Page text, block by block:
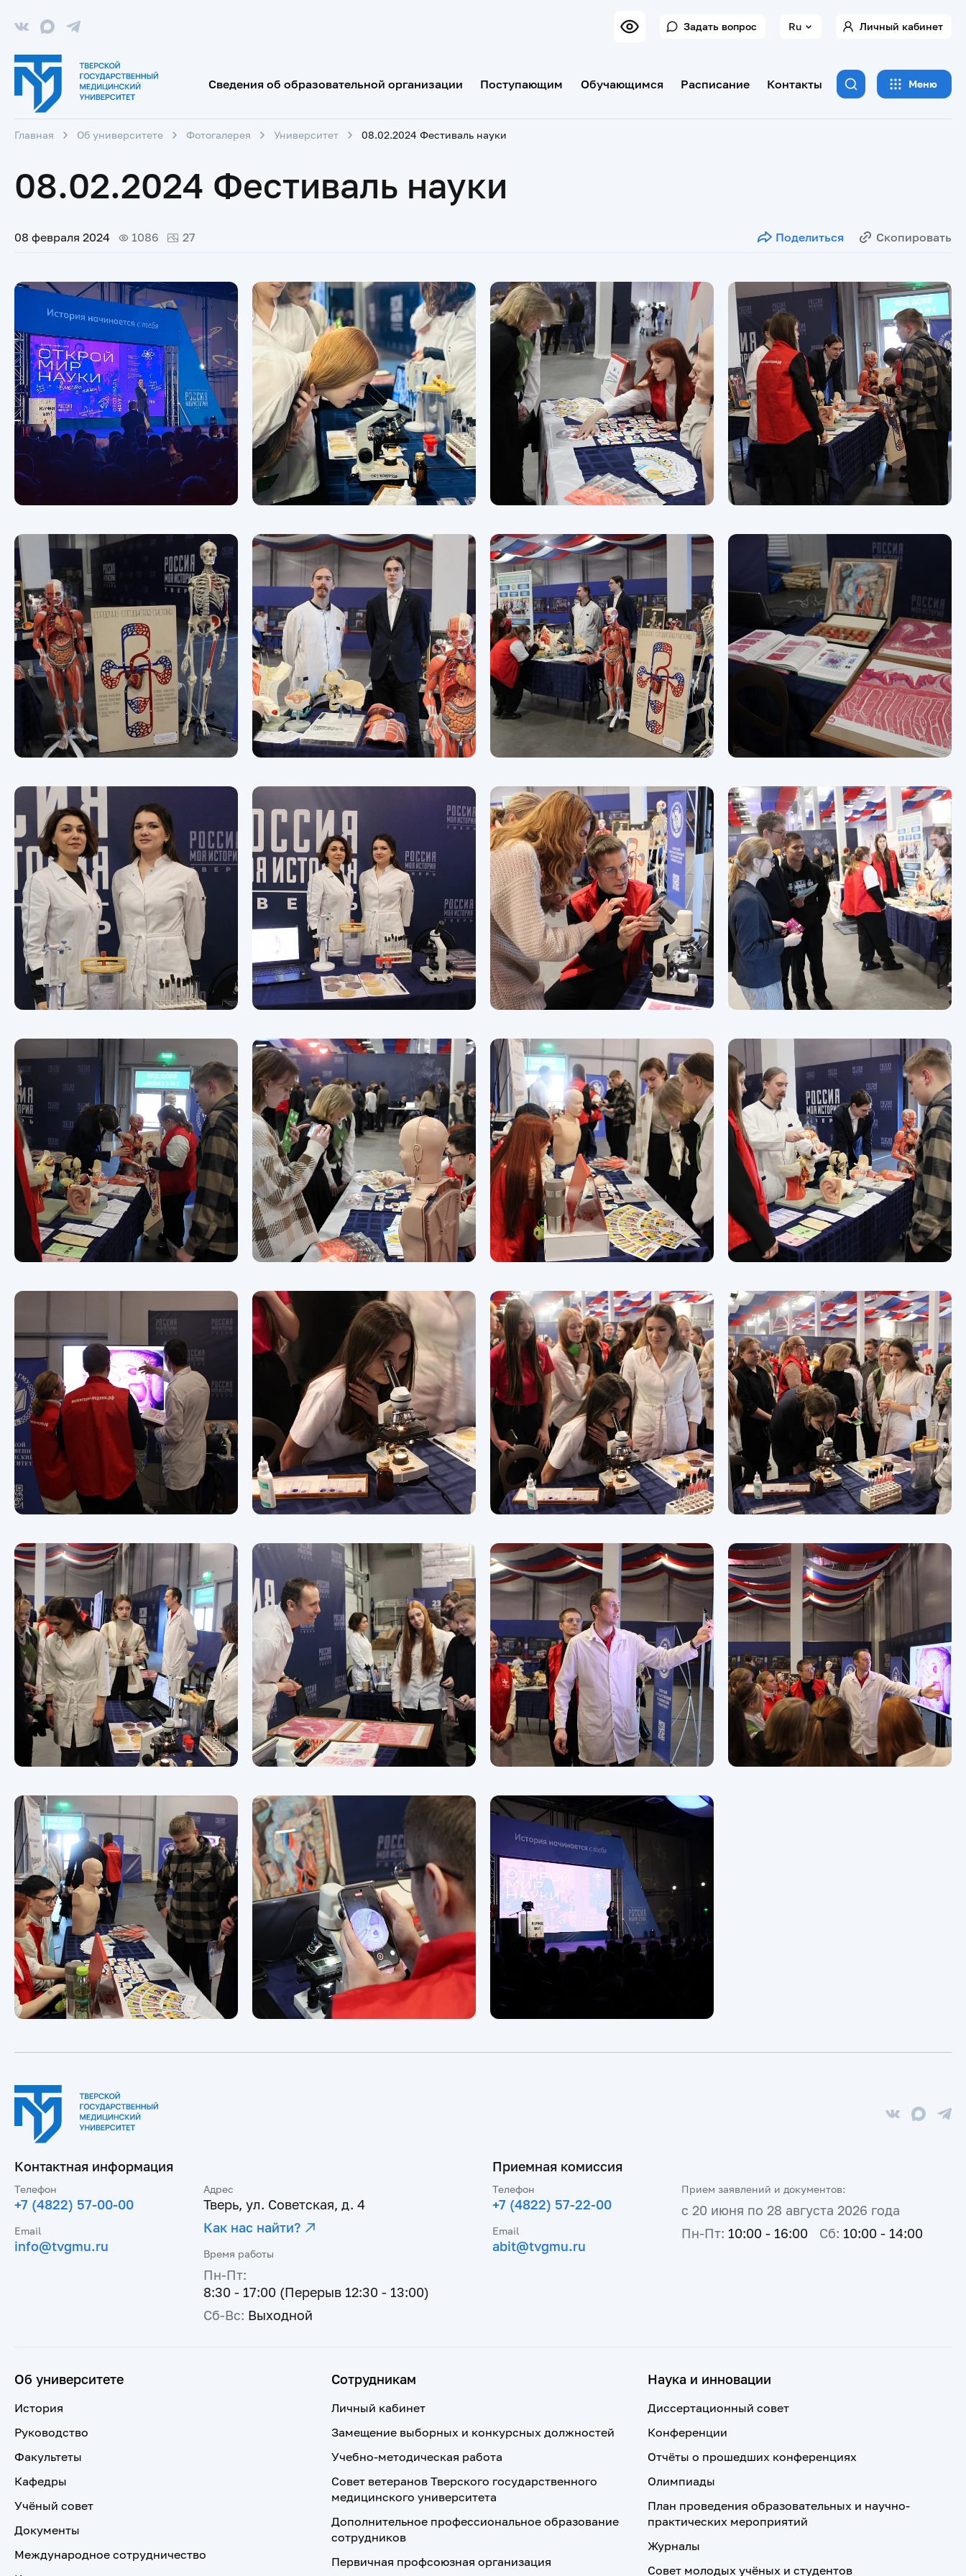
Задать вопрос Ru Личный кабинет
Сведения об образовательной организации Поступающим Обучающимся Расписание Контакты Меню
Главная Об университете Фотогалерея Университет 08.02.2024 Фестиваль науки
08.02.2024 Фестиваль науки
08 февраля 2024 1086 27 Поделиться Скопировать
Контактная информация
Телефон
+7 (4822) 57-00-00
Email
info@tvgmu.ru
Адрес
Тверь, ул. Советская, д. 4
Как нас найти?
Время работы
Пн-Пт:
8:30 - 17:00 (Перерыв 12:30 - 13:00)
Сб-Вс: Выходной
Приемная комиссия
Телефон
+7 (4822) 57-22-00
Email
abit@tvgmu.ru
Прием заявлений и документов:
с 20 июня по 28 августа 2026 года
Пн-Пт: 10:00 - 16:00 Сб: 10:00 - 14:00
Об университете
История
Руководство
Факультеты
Кафедры
Учёный совет
Документы
Международное сотрудничество
Сотрудникам
Личный кабинет
Замещение выборных и конкурсных должностей
Учебно-методическая работа
Совет ветеранов Тверского государственного
медицинского университета
Дополнительное профессиональное образование
сотрудников
Первичная профсоюзная организация
Наука и инновации
Диссертационный совет
Конференции
Отчёты о прошедших конференциях
Олимпиады
План проведения образовательных и научно-
практических мероприятий
Журналы
Совет молодых учёных и студентов